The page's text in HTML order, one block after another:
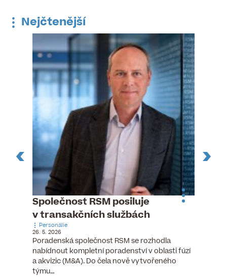
Nejčtenější
Společnost RSM posiluje
v transakčních službách
Personálie
26. 5. 2026
Poradenská společnost RSM se rozhodla
nabídnout kompletní poradenství v oblasti fúzí
a akvizic (M&A). Do čela nově vytvořeného
týmu…